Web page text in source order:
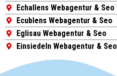
Echallens Webagentur & Seo
Ecublens Webagentur & Seo
Eglisau Webagentur & Seo
Einsiedeln Webagentur & Seo